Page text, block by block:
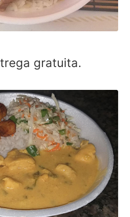
gratuita.